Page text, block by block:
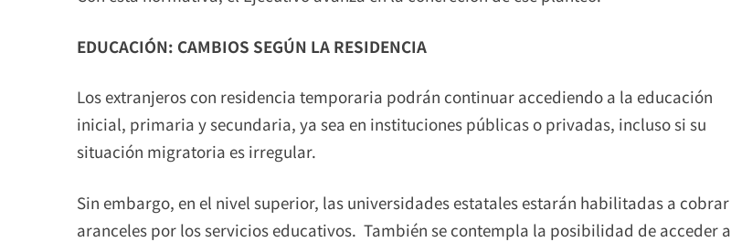
EDUCACIÓN: CAMBIOS SEGÚN LA RESIDENCIA
Los extranjeros con residencia temporaria podrán continuar accediendo a la educación
inicial, primaria y secundaria, ya sea en instituciones públicas o privadas, incluso si su
situación migratoria es irregular.
Sin embargo, en el nivel superior, las universidades estatales estarán habilitadas a cobrar
aranceles por los servicios educativos. También se contempla la posibilidad de acceder a